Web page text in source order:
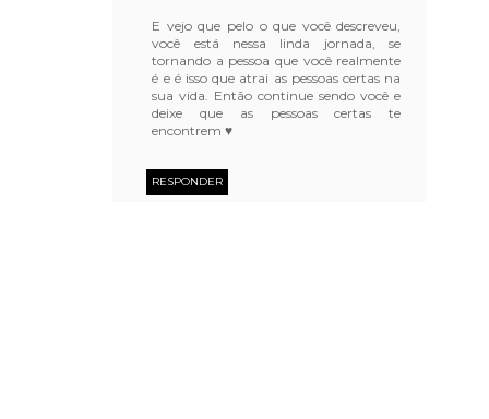
E vejo que pelo o que você descreveu,
você está nessa linda jornada, se
tornando a pessoa que você realmente
é e é isso que atrai as pessoas certas na
sua vida. Então continue sendo você e
deixe que as pessoas certas te
encontrem ♥
RESPONDER